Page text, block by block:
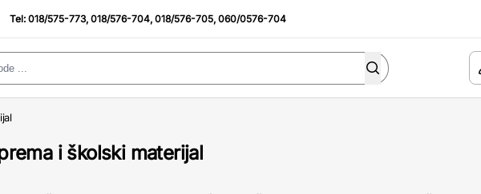
Tel:018/575-773,018/576-704,018/576-705,060/0576-704
i školski materijal